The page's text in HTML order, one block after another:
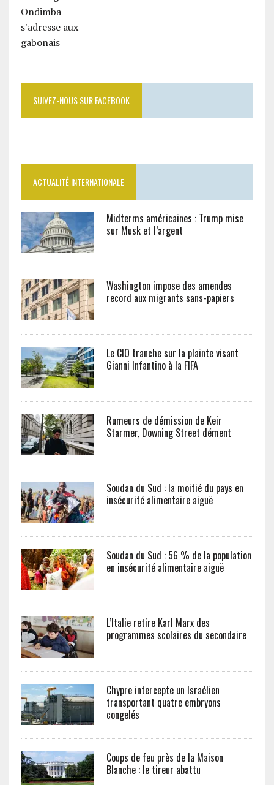
SUIVEZ-NOUS SUR FACEBOOK
ACTUALITÉ INTERNATIONALE
Midterms américaines : Trump mise
sur Musk et l’argent
Washington impose des amendes
record aux migrants sans-papiers
Le CIO tranche sur la plainte visant
Gianni Infantino à la FIFA
Rumeurs de démission de Keir
Starmer, Downing Street dément
Soudan du Sud : la moitié du pays en
insécurité alimentaire aiguë
Soudan du Sud : 56 % de la population
en insécurité alimentaire aiguë
L’Italie retire Karl Marx des
programmes scolaires du secondaire
Chypre intercepte un Israélien
transportant quatre embryons
congelés
Coups de feu près de la Maison
Blanche : le tireur abattu